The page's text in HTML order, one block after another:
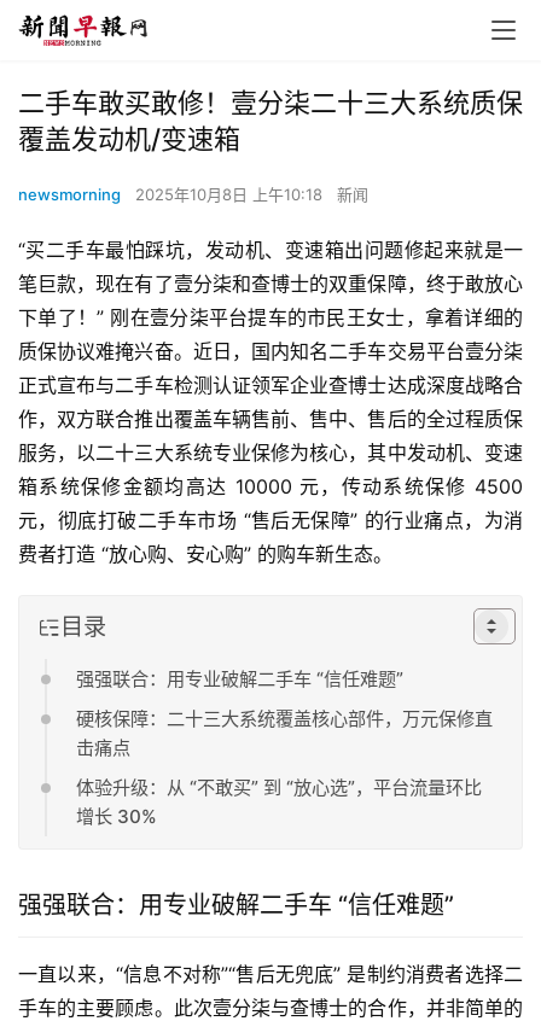
二手车敢买敢修！壹分柒二十三大系统质保
覆盖发动机/变速箱
newsmorning 2025年10月8日 上午10:18 新闻
“买二手车最怕踩坑，发动机、变速箱出问题修起来就是一
笔巨款，现在有了壹分柒和查博士的双重保障，终于敢放心
下单了！” 刚在壹分柒平台提车的市民王女士，拿着详细的
质保协议难掩兴奋。近日，国内知名二手车交易平台壹分柒
正式宣布与二手车检测认证领军企业查博士达成深度战略合
作，双方联合推出覆盖车辆售前、售中、售后的全过程质保
服务，以二十三大系统专业保修为核心，其中发动机、变速
箱系统保修金额均高达 10000 元，传动系统保修 4500
元，彻底打破二手车市场 “售后无保障” 的行业痛点，为消
费者打造 “放心购、安心购” 的购车新生态。
目录
强强联合：用专业破解二手车 “信任难题”
硬核保障：二十三大系统覆盖核心部件，万元保修直
击痛点
体验升级：从 “不敢买” 到 “放心选”，平台流量环比
增长 30%
强强联合：用专业破解二手车 “信任难题”
一直以来，“信息不对称”“售后无兜底” 是制约消费者选择二
手车的主要顾虑。此次壹分柒与查博士的合作，并非简单的